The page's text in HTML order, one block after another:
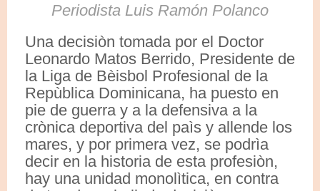
Periodista Luis Ramón Polanco
Una decisiòn tomada por el Doctor
Leonardo Matos Berrido, Presidente de
la Liga de Bèisbol Profesional de la
Repùblica Dominicana, ha puesto en
pie de guerra y a la defensiva a la
crònica deportiva del paìs y allende los
mares, y por primera vez, se podrìa
decir en la historia de esta profesiòn,
hay una unidad monolìtica, en contra